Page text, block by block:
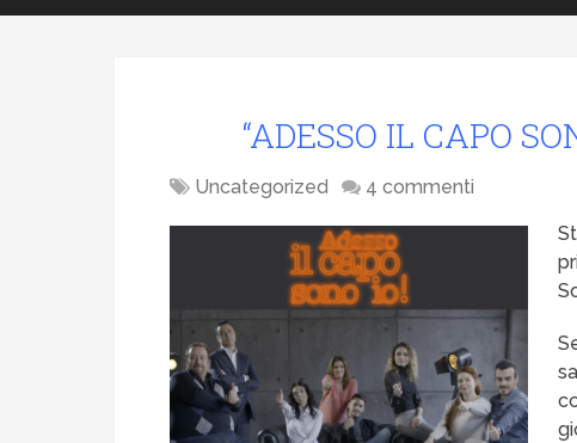
“ADESSO IL CAPO
Uncategorized 4 commenti